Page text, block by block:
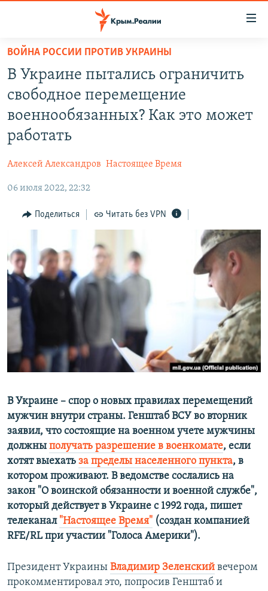
Вернуться
основному
содержанию
главной
Вернутся
СПЕЦПРОЕКТЫ
КАРТА ВОЕННЫХ ОБЪЕКТОВ КРЫМА
ИСТОРИЯ
ИНФОГРАФИКА
ТЕЛЕПРОЕКТ КРЫМ.РЕАЛИИ
ПРОПАВШИЕ БЕЗ ВЕСТИ
ПОБЕДИТЕЛЕЙ НЕ СУДЯТ?
КРЫМ.НЕПОКОРЕННЫЙ
УКРАИНСКАЯ ПРОБЛЕМА КРЫМА
РАДІО СВОБОДА
КАК ОБОЙТИ БЛОКИРОВКУ
Qırımtatar
ПРИСОЕДИНЯЙТЕСЬ!
Все сайты RFE/RL
ВОЙНА РОССИИ ПРОТИВ УКРАИНЫ
В Украине пытались ограничить
свободное перемещение
военнообязанных? Как это может
работать
Алексей Александров Настоящее Время
06 июля 2022, 22:32
Поделиться Читать без VPN
В Украине – спор о новых правилах перемещений
мужчин внутри страны. Генштаб ВСУ во вторник
заявил, что состоящие на военном учете мужчины
должны получать разрешение в военкомате, если
хотят выехать за пределы населенного пункта, в
котором проживают. В ведомстве сослались на
закон "О воинской обязанности и военной службе",
который действует в Украине с 1992 года, пишет
телеканал "Настоящее Время" ​(создан компанией
RFE/RL при участии "Голоса Америки"). ​
Президент Украины Владимир Зеленский вечером
прокомментировал это, попросив Генштаб и